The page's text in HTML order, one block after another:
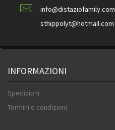
info@distaziofamily.com
sthippolyt@hotmail.com
INFORMAZIONI
Spedizioni
Termini e condizioni